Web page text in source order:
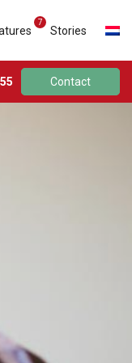
Stories
Contact
7